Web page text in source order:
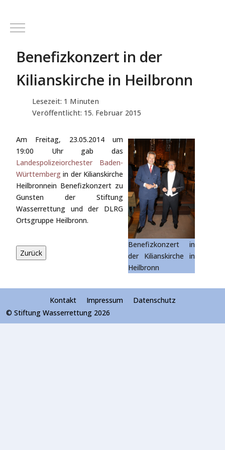
Mobile Menu Toggle
Benefizkonzert in der
Kilianskirche in Heilbronn
Lesezeit: 1 Minuten
Veröffentlicht: 15. Februar 2015
Benefizkonzert in
der Kilianskirche in
Heilbronn
Am Freitag, 23.05.2014 um
19:00 Uhr gab das
Landespolizeiorchester Baden-
Württemberg in der Kilianskirche
Heilbronnein Benefizkonzert zu
Gunsten der Stiftung
Wasserrettung und der DLRG
Ortsgruppe Heilbronn.
Kontakt Impressum
Datenschutz
© Stiftung Wasserrettung 2026